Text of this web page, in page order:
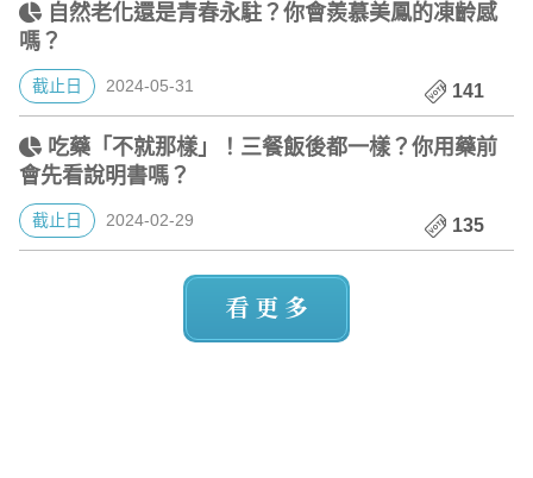
自然老化還是青春永駐？你會羨慕美鳳的凍齡感
嗎？
截止日 2024-05-31 141
吃藥「不就那樣」！三餐飯後都一樣？你用藥前
會先看說明書嗎？
截止日 2024-02-29 135
看更多